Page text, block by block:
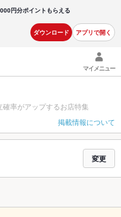
円分ポイントもらえる
ダウンロード アプリで開く
マイメニュー
率がアップするお店特集
掲載情報について
変更